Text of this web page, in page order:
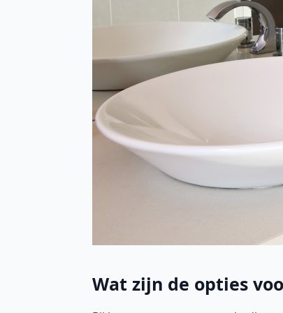
Wat zijn de opties